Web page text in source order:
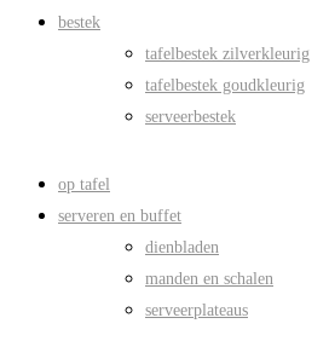
bestek
tafelbestek zilverkleurig
tafelbestek goudkleurig
serveerbestek
op tafel
serveren en buffet
dienbladen
manden en schalen
serveerplateaus